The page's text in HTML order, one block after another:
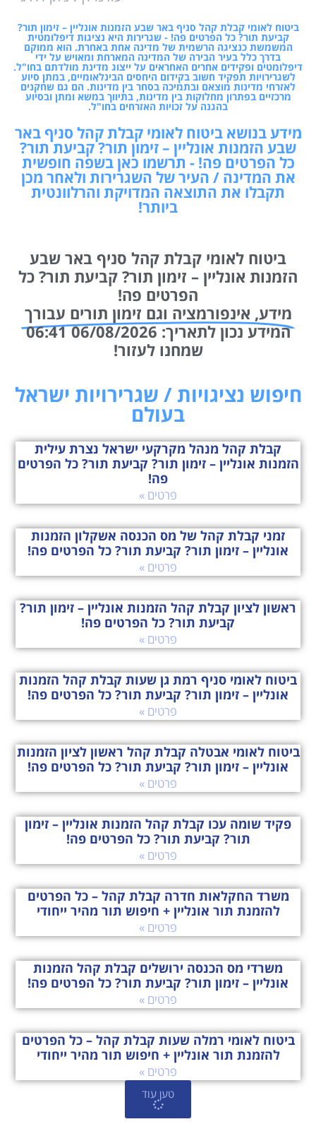
ביטוח לאומי קבלת קהל סניף באר שבע הזמנות אונליין – זימון תור?
קביעת תור? כל הפרטים פה! - שגרירות היא נציגות דיפלומטית
המשמשת כנציגה הרשמית של מדינה אחת באחרת. הוא ממוקם
בדרך כלל בעיר הבירה של המדינה המארחת ומאויש על ידי
דיפלומטים ופקידים אחרים האחראים על ייצוג מדינת מולדתם בחו"ל.
לשגרירויות תפקיד חשוב בקידום היחסים הבינלאומיים, במתן סיוע
לאזרחי מדינות מוצאם ובתמיכה בסחר בין מדינות. הם גם שחקנים
מרכזיים בפתרון מחלוקות בין מדינות, בתיווך במשא ומתן ובסיוע
בהגנה על זכויות האזרחים בחו"ל.
מידע בנושא ביטוח לאומי קבלת קהל סניף באר
שבע הזמנות אונליין – זימון תור? קביעת תור?
כל הפרטים פה! - תרשמו כאן בשפה חופשית
את המדינה / העיר של השגרירות ולאחר מכן
תקבלו את התוצאה המדויקת והרלוונטית
ביותר!
ביטוח לאומי קבלת קהל סניף באר שבע
הזמנות אונליין – זימון תור? קביעת תור? כל
הפרטים פה!
מידע, אינפורמציה וגם זימון תורים עבורך
המידע נכון לתאריך: 06/08/2026 06:41
שמחנו לעזור!
חיפוש נציגויות / שגרירויות ישראל
בעולם
קבלת קהל מנהל מקרקעי ישראל נצרת עילית
הזמנות אונליין – זימון תור? קביעת תור? כל הפרטים
פה!
פרטים »
זמני קבלת קהל של מס הכנסה אשקלון הזמנות
אונליין – זימון תור? קביעת תור? כל הפרטים פה!
פרטים »
ראשון לציון קבלת קהל הזמנות אונליין – זימון תור?
קביעת תור? כל הפרטים פה!
פרטים »
ביטוח לאומי סניף רמת גן שעות קבלת קהל הזמנות
אונליין – זימון תור? קביעת תור? כל הפרטים פה!
פרטים »
ביטוח לאומי אבטלה קבלת קהל ראשון לציון הזמנות
אונליין – זימון תור? קביעת תור? כל הפרטים פה!
פרטים »
פקיד שומה עכו קבלת קהל הזמנות אונליין – זימון
תור? קביעת תור? כל הפרטים פה!
פרטים »
משרד החקלאות חדרה קבלת קהל – כל הפרטים
להזמנת תור אונליין + חיפוש תור מהיר ייחודי
פרטים »
משרדי מס הכנסה ירושלים קבלת קהל הזמנות
אונליין – זימון תור? קביעת תור? כל הפרטים פה!
פרטים »
ביטוח לאומי רמלה שעות קבלת קהל – כל הפרטים
להזמנת תור אונליין + חיפוש תור מהיר ייחודי
פרטים »
טען עוד